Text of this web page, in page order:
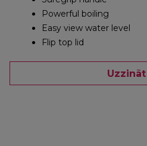
Powerful boiling
Easy view water level
Flip top lid